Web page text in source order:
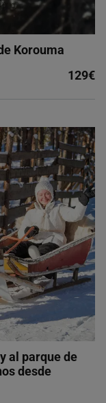
Korouma
129€
al parque de
desde